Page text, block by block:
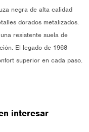
negra de alta calidad
dorados metalizados.
resistente suela de
El legado de 1968
superior en cada paso.
interesar